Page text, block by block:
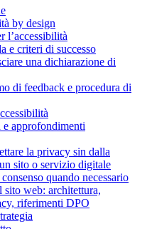
by design
l’accessibilità
e criteri di successo
una dichiarazione di
di feedback e procedura di
approfondimenti
la privacy sin dalla
sito o servizio digitale
quando necessario
sito web: architettura,
riferimenti DPO